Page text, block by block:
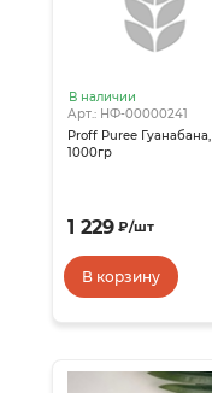
В наличии
Арт.: НФ-00000241
Proff Puree Гуанабана,
1000гр
1 229 ₽/шт
В корзину